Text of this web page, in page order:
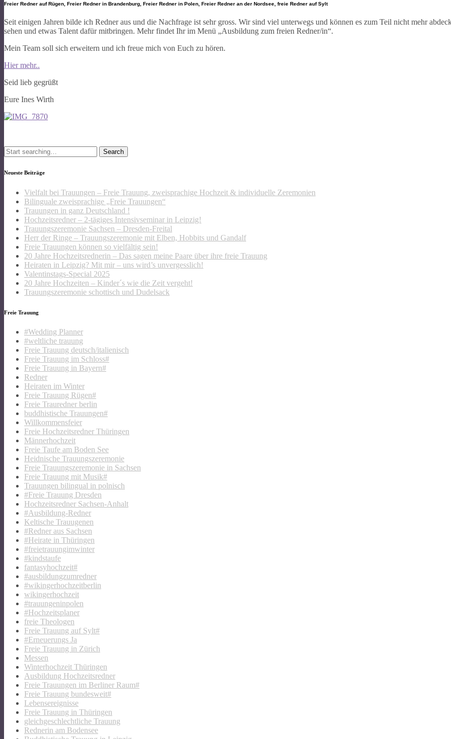
Freier Redner auf Rügen, Freier Redner in Brandenburg, Freier Redner in Polen, Freier Redner an der Nordsee, freie Redner auf Sylt
Seit einigen Jahren bilde ich Redner aus und die Nachfrage ist sehr gross. Wir sind viel unterwegs und können es zum Teil nicht mehr
sehen und etwas Talent dafür mitbringen. Mehr findet Ihr im Menü „Ausbildung zum freien Redner/in“.
Mein Team soll sich erweitern und ich freue mich von Euch zu hören.
Hier mehr..
Seid lieb gegrüßt
Eure Ines Wirth
Search
for:
Neueste Beiträge
Vielfalt bei Trauungen – Freie Trauung, zweisprachige Hochzeit & individuelle Zeremonien
Bilinguale zweisprachige „Freie Trauungen“
Trauungen in ganz Deutschland !
Hochzeitsredner – 2-tägiges Intensivseminar in Leipzig!
Trauungszeremonie Sachsen – Dresden-Freital
Herr der Ringe – Trauungszeremonie mit Elben, Hobbits und Gandalf
Freie Trauungen können so vielfältig sein!
20 Jahre Hochzeitsrednerin – Das sagen meine Paare über ihre freie Trauung
Heiraten in Leipzig? Mit mir – uns wird’s unvergesslich!
Valentinstags-Special 2025
20 Jahre Hochzeiten – Kinder´s wie die Zeit vergeht!
Trauungszeremonie schottisch und Dudelsack
Freie Trauung
#Wedding Planner
#weltliche trauung
Freie Trauung deutsch/italienisch
Freie Trauung im Schloss#
Freie Trauung in Bayern#
Redner
Heiraten im Winter
Freie Trauung Rügen#
Freie Trauredner berlin
buddhistische Trauungen#
Willkommensfeier
Freie Hochzeitsredner Thüringen
Männerhochzeit
Freie Taufe am Boden See
Heidnische Trauungszeremonie
Freie Trauungszeremonie in Sachsen
Freie Trauung mit Musik#
Trauungen bilingual in polnisch
#Freie Trauung Dresden
Hochzeitsredner Sachsen-Anhalt
#Ausbildung-Redner
Keltische Trauugenen
#Redner aus Sachsen
#Heirate in Thüringen
#freietrauungimwinter
#kindstaufe
fantasyhochzeit#
#ausbildungzumredner
#wikingerhochzeitberlin
wikingerhochzeit
#trauungeninpolen
#Hochzeitsplaner
freie Theologen
Freie Trauung auf Sylt#
#Erneuerungs Ja
Freie Trauung in Zürich
Messen
Winterhochzeit Thüringen
Ausbildung Hochzeitsredner
Freie Trauungen im Berliner Raum#
Freie Trauung bundesweit#
Lebensereignisse
Freie Trauung in Thüringen
gleichgeschlechtliche Trauung
Rednerin am Bodensee